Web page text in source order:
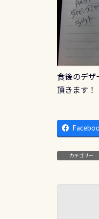
食後のデザ
頂きます！
カテゴリー